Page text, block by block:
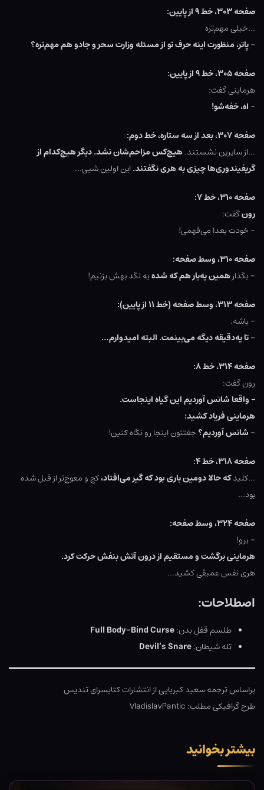
صفحه ۳۰۳، خط ۹ از پایین:
…خیلی مهم‌تره
–پاتر، منظورت اینه حرف تو از مسئله وزارت سحر و جادو هم مهم‌تره؟
صفحه ۳۰۵، خط ۹ از پایین:
هرماینی گفت:
– اه، خفه‌شو!
صفحه ۳۰۷، بعد از سه ستاره، خط دوم:
…از سایرین نشستند.هیچ‌کس مزاحم‌شان نشد. دیگر هیچ‌کدام از
گریفیندوری‌ها چیزی به هری نگفتند.این اولین شبی…
صفحه ۳۱۰، خط ۷:
رونگفت:
– خودت بعدا می‌فهمی!
صفحه ۳۱۰، وسط صفحه:
– بگذارهمین یه‌بار هم که شدهیه لگد بهش بزنیم!
صفحه ۳۱۳، وسط صفحه (خط ۱۱ از پایین):
– باشه.
–تا یه‌دقیقه دیگه می‌بینمت. البته امیدوارم…
صفحه ۳۱۴، خط ۸:
رون گفت:
– واقعا شانس آوردیم این گیاه اینجاست.
هرماینی فریاد کشید:
– شانس آوردیم؟ جفتتون اینجا رو نگاه کنین!
صفحه ۳۱۸، خط ۴:
…کلیدکه حالا دومین باری بود که گیر می‌افتاد،کج و معوج‌تر از قبل شده
بود…
صفحه ۳۲۴، وسط صفحه:
– برو!
هرماینی برگشت و مستقیم از درون آتش بنفش حرکت کرد.
هری نفس عمیقی کشید…
اصطلاحات:
طلسم قفل بدن:Full Body-Bind Curse
تله شیطان:Devil’s Snare
براساس ترجمه سعید کبریایی از انتشارات کتابسرای تندیس
طرح گرافیکی مطلب: VladislavPantic
بیشتر بخوانید